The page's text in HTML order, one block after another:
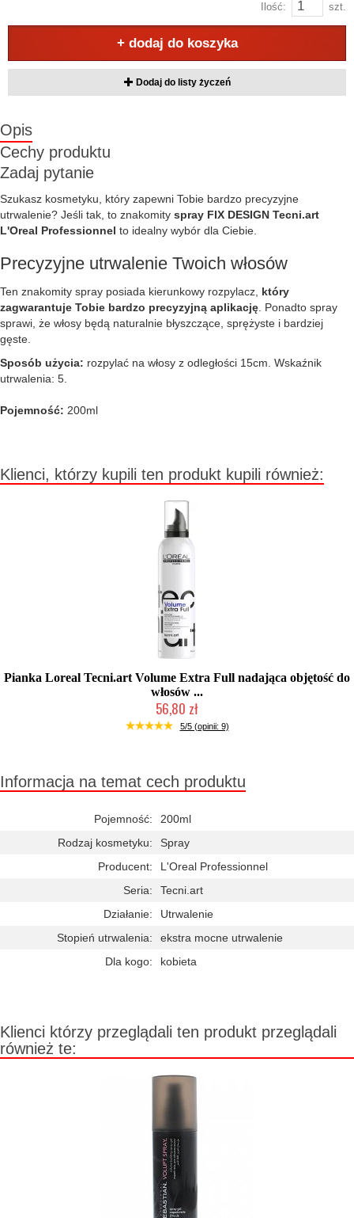
Ilość: szt.
+ dodaj do koszyka
Dodaj do listy życzeń
Opis
Cechy produktu
Zadaj pytanie
Szukasz kosmetyku, który zapewni Tobie bardzo precyzyjne
utrwalenie? Jeśli tak, to znakomity spray FIX DESIGN Tecni.art
L'Oreal Professionnel to idealny wybór dla Ciebie.
Precyzyjne utrwalenie Twoich włosów
Ten znakomity spray posiada kierunkowy rozpylacz, który
zagwarantuje Tobie bardzo precyzyjną aplikację . Ponadto spray
sprawi, że włosy będą naturalnie błyszczące, sprężyste i bardziej
gęste.
Sposób użycia: rozpylać na włosy z odległości 15cm. Wskaźnik
utrwalenia: 5.
Pojemność: 200ml
Klienci, którzy kupili ten produkt kupili również:
Pianka Loreal Tecni.art Volume Extra Full nadająca objętość do
włosów ...
56,80 zł
Duża ilość (wysyłka w 24h)
5/5 (opinii: 9)
Informacja na temat cech produktu
Pojemność:
200ml
Rodzaj kosmetyku:
Spray
Producent:
L'Oreal Professionnel
Seria:
Tecni.art
Działanie:
Utrwalenie
Stopień utrwalenia:
ekstra mocne utrwalenie
Dla kogo:
kobieta
Klienci którzy przeglądali ten produkt przeglądali
również te: